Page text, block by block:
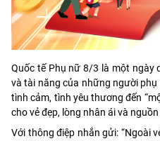
Quốc tế Phụ nữ 8/3 là một ngày
và tài năng của những người
tình cảm, tình yêu thương đến
cho vẻ đẹp, lòng nhân ái và
Với thông điệp nhắn gửi: “Ngoài